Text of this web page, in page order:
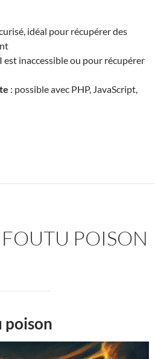
idéal pour récupérer des
est inaccessible ou pour récupérer
: possible avec PHP, JavaScript,
POISON
poison